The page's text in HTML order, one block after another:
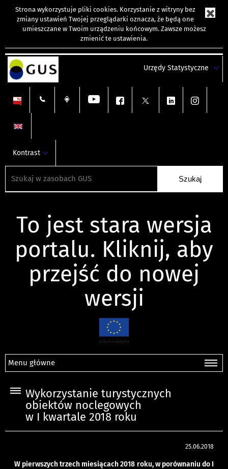
Strona wykorzystuje pliki cookies. Korzystanie z witryny bez
zmiany ustawień Twojej przeglądarki oznacza, że będą one
umieszczane w Twoim urządzeniu końcowym. Zawsze możesz
zmienić te ustawienia.
Urzędy Statystyczne
Kontrast
To jest stara wersja
portalu. Kliknij, aby
przejść do nowej
wersji
Menu główne
Wykorzystanie turystycznych
obiektów noclegowych
w I kwartale 2018 roku
25.06.2018
W pierwszych trzech miesiącach 2018 roku, w porównaniu do I